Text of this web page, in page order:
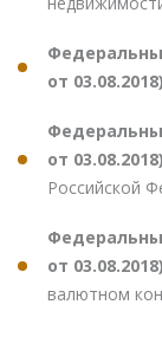
от 03.08.2018)
от 03.08.2018)
Российской
от 03.08.2018)
валютном